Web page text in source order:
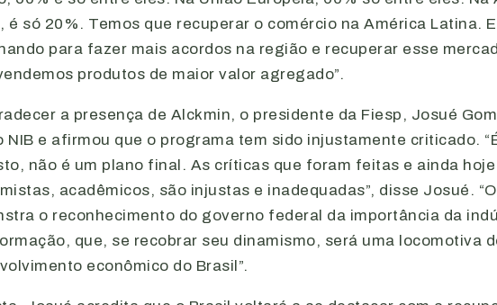
é só 20%. Temos que recuperar o comércio na América Latina.
para fazer mais acordos na região e recuperar esse
produtos de maior valor agregado”.
a presença de Alckmin, o presidente da Fiesp, Josué
NIB e afirmou que o programa tem sido injustamente criticado.
não é um plano final. As críticas que foram feitas e ainda
acadêmicos, são injustas e inadequadas”, disse Josué.
o reconhecimento do governo federal da importância da
que, se recobrar seu dinamismo, será uma locomotiva
econômico do Brasil”.